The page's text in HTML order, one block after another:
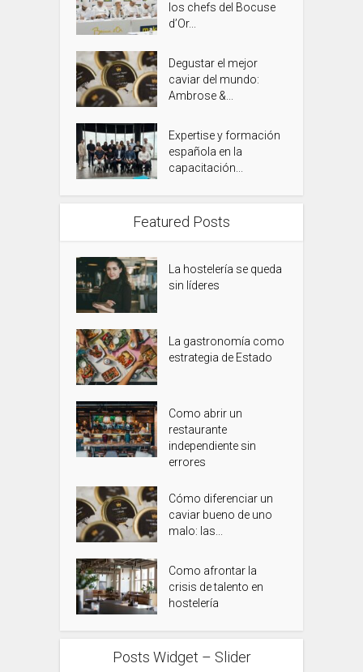
los chefs del Bocuse
d’Or...
Degustar el mejor
caviar del mundo:
Ambrose &...
Expertise y formación
española en la
capacitación...
Featured Posts
La hostelería se queda
sin líderes
La gastronomía como
estrategia de Estado
Como abrir un
restaurante
independiente sin
errores
Cómo diferenciar un
caviar bueno de uno
malo: las...
Como afrontar la
crisis de talento en
hostelería
Posts Widget – Slider